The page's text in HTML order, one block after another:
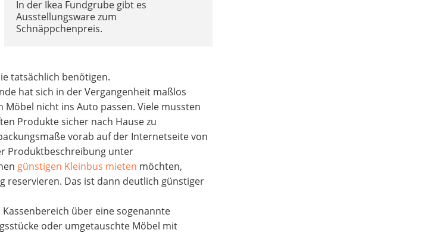
In der Ikea Fundgrube gibt es
Ausstellungsware zum
Schnäppchenpreis.
tatsächlich benötigen.
hat sich in der Vergangenheit maßlos
nicht ins Auto passen. Viele mussten
Produkte sicher nach Hause zu
vorab auf der Internetseite von
Produktbeschreibung unter
günstigen Kleinbus mieten möchten,
reservieren. Das ist dann deutlich günstiger
über eine sogenannte
oder umgetauschte Möbel mit